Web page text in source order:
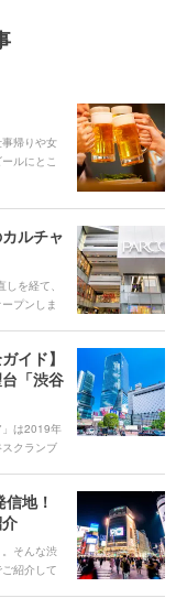
帰りや女
ルにとこ
ルチャ
を経て、
プンしま
けで新た
ッポンのカ
注目を集
イド】
「渋谷
」は2019年
クランブ
の美しい
、駅から
動画
地！
そんな渋
紹介して